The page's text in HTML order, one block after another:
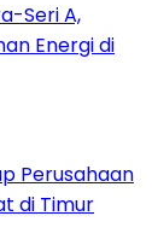
Seri A,
Energi di
Perusahaan
di Timur